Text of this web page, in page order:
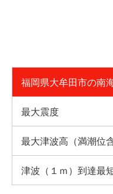
福岡県大牟田市の南
最大震度
最大津波高（満潮位
津波（１ｍ）到達最